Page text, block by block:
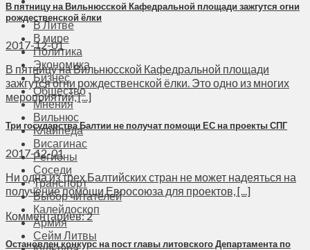
В Литве
В мире
Политика
Экономика
Бизнес
Общество
Мнения
Вильнюс
Клайпеда
Висагинас
Регионы
Соседи
Транспорт
Выбор читателей
Калейдоскоп
Армия
Сейм Литвы
В пятницу на Вильнюсской Кафедральной площади зажгутся огни
рождественской ёлки
2017-12-01
В пятницу на Вильнюсской Кафедральной площади
зажгутся огни рождественской ёлки. Это одно из многих
мероприятий, [...]
Три государства Балтии не получат помощи ЕС на проекты СПГ
2017-12-01
Ни одна из трех Балтийских стран не может надеяться на
получение помощи Евросоюза для проектов, [...]
Комментариев: 2
Остановлен конкурс на пост главы литовского Департамента по